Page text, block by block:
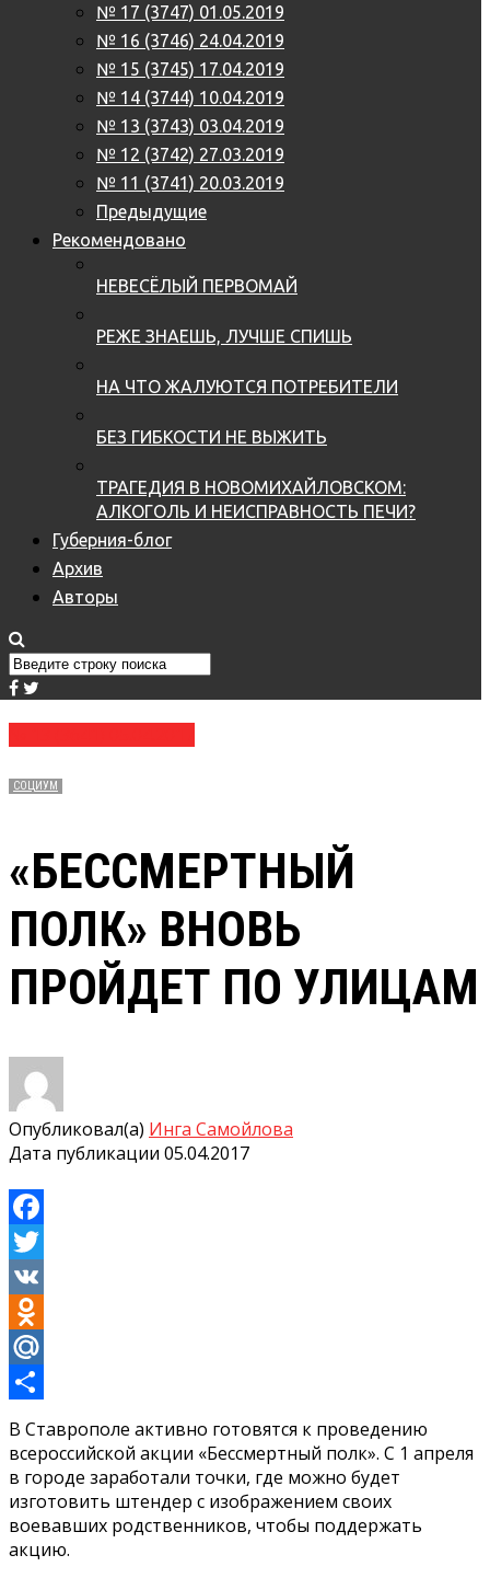
№ 17 (3747) 01.05.2019
№ 16 (3746) 24.04.2019
№ 15 (3745) 17.04.2019
№ 14 (3744) 10.04.2019
№ 13 (3743) 03.04.2019
№ 12 (3742) 27.03.2019
№ 11 (3741) 20.03.2019
Предыдущие
Рекомендовано
НЕВЕСЁЛЫЙ ПЕРВОМАЙ
РЕЖЕ ЗНАЕШЬ, ЛУЧШЕ СПИШЬ
НА ЧТО ЖАЛУЮТСЯ ПОТРЕБИТЕЛИ
БЕЗ ГИБКОСТИ НЕ ВЫЖИТЬ
ТРАГЕДИЯ В НОВОМИХАЙЛОВСКОМ:
АЛКОГОЛЬ И НЕИСПРАВНОСТЬ ПЕЧИ?
Губерния-блог
Архив
Авторы
СОЦИУМ
«БЕССМЕРТНЫЙ
ПОЛК» ВНОВЬ
ПРОЙДЕТ ПО УЛИЦАМ
Опубликовал(а) Инга Самойлова
Дата публикации 05.04.2017
Facebook
Twitter
VK
Odnoklassniki
Mail.Ru
Отправить
В Ставрополе активно готовятся к проведению
всероссийской акции «Бессмертный полк». С 1 апреля
в городе заработали точки, где можно будет
изготовить штендер с изображением своих
воевавших родственников, чтобы поддержать
акцию.